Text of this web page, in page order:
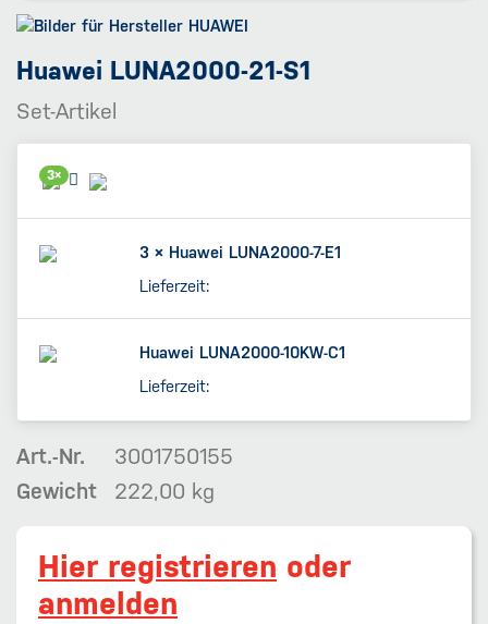
Huawei LUNA2000-21-S1
Set-Artikel
3×
3 × Huawei LUNA2000-7-E1
Lieferzeit:
Huawei LUNA2000-10KW-C1
Lieferzeit:
Art.-Nr.
3001750155
Gewicht
222,00 kg
Hier registrieren oder
anmelden